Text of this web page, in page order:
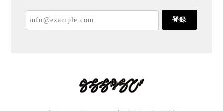
登録